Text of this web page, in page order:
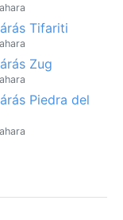
Tifariti
Zug
Piedra del